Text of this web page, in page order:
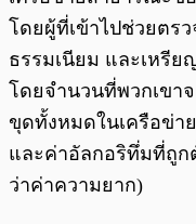
โดยผู้ที่เข้าไปช่วยตร
ธรรมเนียม และเหรีย
โดยจำนวนที่พวกเขา
ขุดทั้งหมดในเครือข่า
และค่าอัลกอริทึ่มที่ถูก
ว่าค่าความยาก)